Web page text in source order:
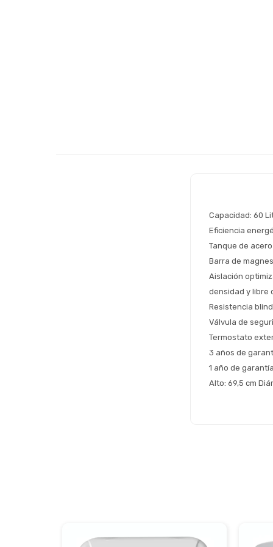
Capacidad: 60
Eficiencia
Tanque de
Barra de
Aislación
densidad y libre
Resistencia
Válvula de
Termostato
3 años de
1 año de
Alto: 69,5 cm